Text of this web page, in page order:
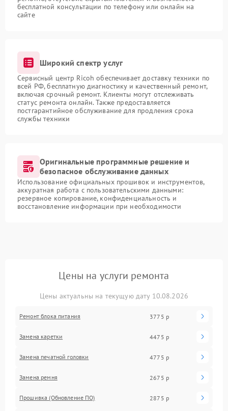
бесплатной консультации по телефону или онлайн на
сайте
Широкий спектр услуг
Сервисный центр Ricoh обеспечивает доставку техники по
всей РФ, бесплатную диагностику и качественный ремонт,
включая срочный ремонт. Клиенты могут отслеживать
статус ремонта онлайн. Также предоставляется
постгарантийное обслуживание для продления срока
службы техники
Оригинальные программные решение и
безопасное обслуживание данных
Использование официальных прошивок и инструментов,
аккуратная работа с пользовательскими данными:
резервное копирование, конфиденциальность и
восстановление информации при необходимости
Цены на услуги ремонта
Цены актуальны на текущую дату 10.08.2026
Ремонт блока питания 3775 р
Замена каретки 4475 р
Замена печатной головки 4775 р
Замена ремня 2675 р
Прошивка (Обновление ПО) 2875 р